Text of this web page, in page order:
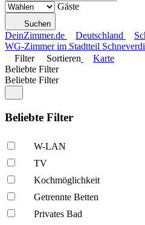
Gäste
Suchen
DeinZimmer.de Deutschland
WG-Zimmer im Stadtteil
Filter
Sortieren
Karte
Beliebte Filter
Beliebte Filter
Beliebte Filter
W-LAN
TV
Kochmöglich­keit
Getrennte Betten
Privates Bad